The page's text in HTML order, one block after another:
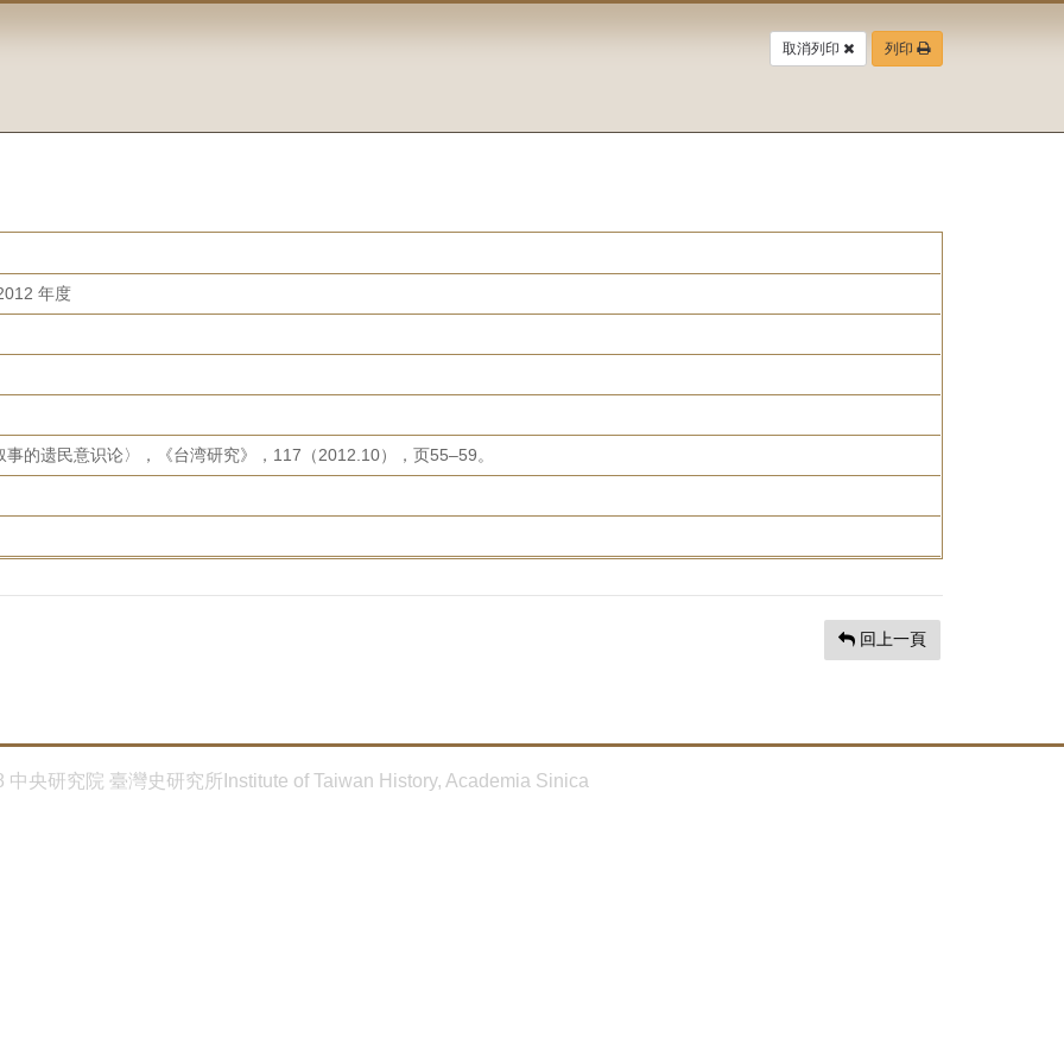
取消列印 列印
年度
事的遗民意识论〉，《台湾研究》，117（2012.10），页55–59。
回上一頁
中央研究院 臺灣史研究所Institute of Taiwan History, Academia Sinica